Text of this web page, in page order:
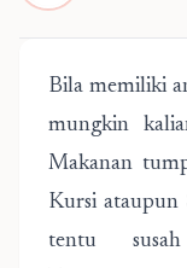
Bila memiliki
mungkin
Makanan
Kursi ataupun
tentu